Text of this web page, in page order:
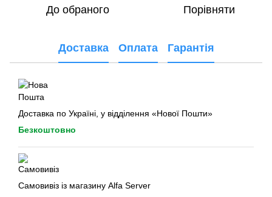
До обраного Порівняти
Доставка Оплата Гарантія
Доставка по Україні, у відділення «Нової Пошти»
Безкоштовно
Самовивіз із магазину Alfa Server